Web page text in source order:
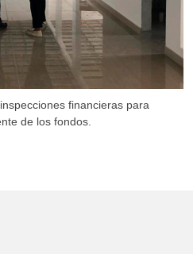
financieras para
de los fondos.